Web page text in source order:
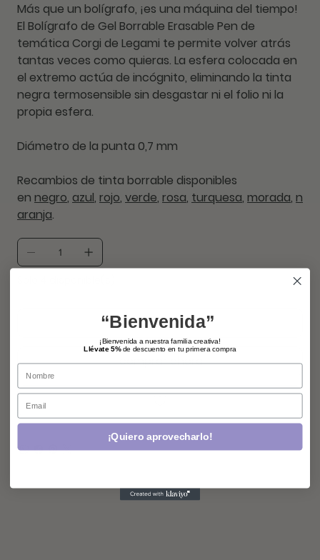
Más que un bolígrafo, ¡es una máquina del tiempo!
El Bolígrafo de Gel Borrable Erasable Pen de
temática Corgi de Legami te permite volver atrás
tantas veces como quieras. La esfera colocada en
el extremo actúa de incógnito, eliminando la tinta
negra termosensible sin desgastar ni el folio ni la
propia esfera.
Diámetro de la punta 0,7 mm
Recambios de tinta borrable disponibles
en negro, azul, rojo, verde, rosa, turquesa, morada, n
aranja.
agregar
comprar ahora
“Bienvenida”
¡Bienvenida a nuestra familia creativa!
Llévate 5%de descuento en tu primera compra
Name
Email
¡Quiero aprovecharlo!